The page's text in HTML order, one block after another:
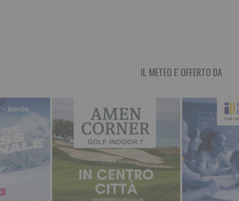
IL METEO E' OFFERTO DA